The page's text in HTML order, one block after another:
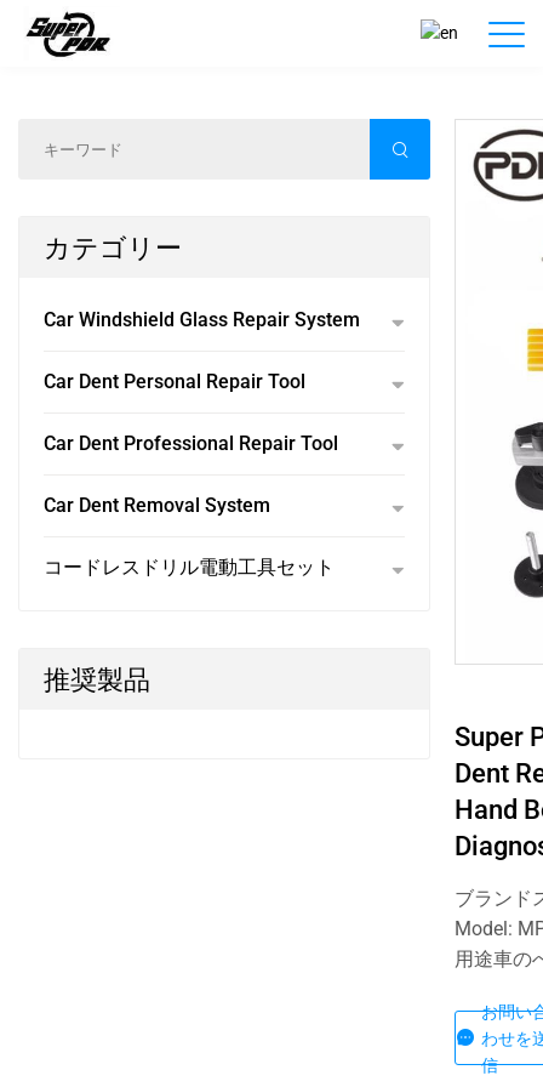
製品紹介 ホーム/製品紹介/
カテゴリー
Car Windshield Glass Repair System
Car Dent Personal Repair Tool
Car Dent Professional Repair Tool
Car Dent Removal System
コードレスドリル電動工具セット
推奨製品
Super
Dent
Hand
ブランド
Model:
用途車の
お問い
わせを
信